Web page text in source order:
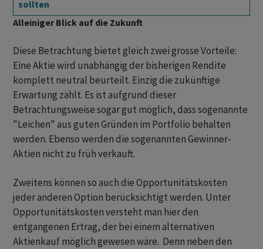
sollten
Alleiniger Blick auf die Zukunft
Diese Betrachtung bietet gleich zwei grosse Vorteile:
Eine Aktie wird unabhängig der bisherigen Rendite
komplett neutral beurteilt. Einzig die zukünftige
Erwartung zählt. Es ist aufgrund dieser
Betrachtungsweise sogar gut möglich, dass sogenannte
"Leichen" aus guten Gründen im Portfolio behalten
werden. Ebenso werden die sogenannten Gewinner-
Aktien nicht zu früh verkauft.
Zweitens können so auch die Opportunitätskosten
jeder anderen Option berücksichtigt werden. Unter
Opportunitätskosten versteht man hier den
entgangenen Ertrag, der bei einem alternativen
Aktienkauf möglich gewesen wäre. Denn neben den